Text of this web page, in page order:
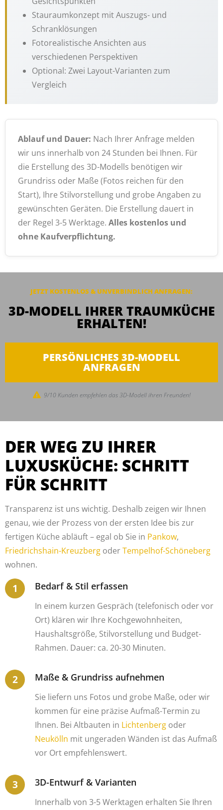
Stauraumkonzept mit Auszugs- und
Schranklösungen
Fotorealistische Ansichten aus
verschiedenen Perspektiven
Optional: Zwei Layout-Varianten zum
Vergleich
Ablauf und Dauer: Nach Ihrer Anfrage melden
wir uns innerhalb von 24 Stunden bei Ihnen. Für
die Erstellung des 3D-Modells benötigen wir
Grundriss oder Maße (Fotos reichen für den
Start), Ihre Stilvorstellung und grobe Angaben zu
gewünschten Geräten. Die Erstellung dauert in
der Regel 3-5 Werktage. Alles kostenlos und
ohne Kaufverpflichtung.
JETZT KOSTENLOS & UNVERBINDLICH ANFRAGEN:
3D-MODELL IHRER TRAUMKÜCHE
ERHALTEN!
PERSÖNLICHES 3D-MODELL
ANFRAGEN
9/10 Kunden empfehlen das 3D-Modell ihren Freunden!
DER WEG ZU IHRER
LUXUSKÜCHE: SCHRITT
FÜR SCHRITT
Transparenz ist uns wichtig. Deshalb zeigen wir Ihnen
genau, wie der Prozess von der ersten Idee bis zur
fertigen Küche abläuft – egal ob Sie in Pankow,
Friedrichshain-Kreuzberg oderTempelhof-Schöneberg
wohnen.
Bedarf & Stil erfassen
In einem kurzen Gespräch (telefonisch oder vor
Ort) klären wir Ihre Kochgewohnheiten,
Haushaltsgröße, Stilvorstellung und Budget-
Rahmen. Dauer: ca. 20-30 Minuten.
Maße & Grundriss aufnehmen
Sie liefern uns Fotos und grobe Maße, oder wir
kommen für eine präzise Aufmaß-Termin zu
Ihnen. Bei Altbauten in Lichtenberg oder
Neukölln mit ungeraden Wänden ist das Aufmaß
vor Ort empfehlenswert.
3D-Entwurf & Varianten
Innerhalb von 3-5 Werktagen erhalten Sie Ihren